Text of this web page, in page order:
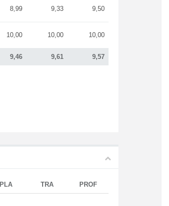
9,46 9,61 9,57
8,99 9,33 9,50
10,00 10,00 10,00
PLA TRA PROF